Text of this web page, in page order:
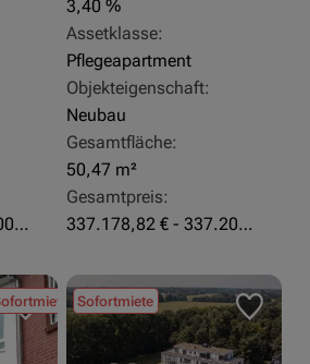
210.120,00 € - 273.003,24 €
3,40 %
Assetklasse:
Pflegeapartment
Objekteigenschaft:
Neubau
Gesamtfläche:
50,47 m²
Gesamtpreis:
337.178,82 € - 337.207,06 €
Sofortmiete